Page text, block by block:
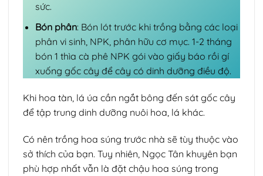
sức.
Bón phân: Bón lót trước khi trồng bằng các loại
phân vi sinh, NPK, phân hữu cơ mục. 1-2 tháng
bón 1 thìa cà phê NPK gói vào giấy báo rồi gí
xuống gốc cây để cây có dinh dưỡng điều độ.
Khi hoa tàn, lá úa cần ngắt bông đến sát gốc cây
để tập trung dinh dưỡng nuôi hoa, lá khác.
Có nên trồng hoa súng trước nhà sẽ tùy thuộc vào
sở thích của bạn. Tuy nhiên, Ngọc Tân khuyên bạn
phù hợp nhất vẫn là đặt chậu hoa súng trong